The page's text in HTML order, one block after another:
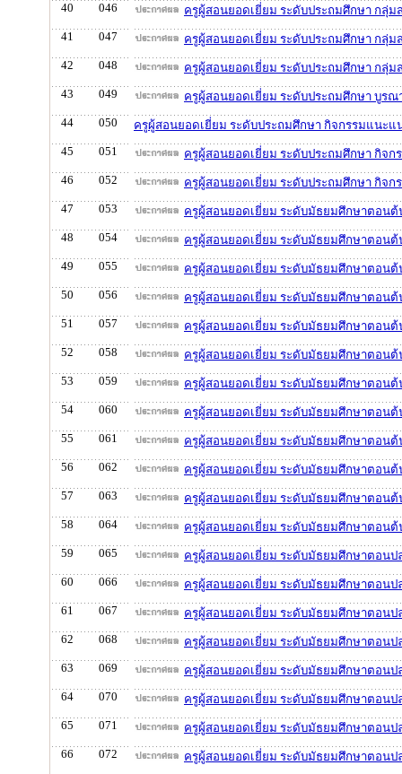
40
046
ครูผู้สอนยอดเยี่ยม ระดับประถมศึกษา กลุ่ม
41
047
ครูผู้สอนยอดเยี่ยม ระดับประถมศึกษา กลุ่ม
42
048
ครูผู้สอนยอดเยี่ยม ระดับประถมศึกษา กลุ่ม
43
049
ครูผู้สอนยอดเยี่ยม ระดับประถมศึกษา บูรณ
44
050
ครูผู้สอนยอดเยี่ยม ระดับประถมศึกษา กิจกรรมแนะแ
45
051
ครูผู้สอนยอดเยี่ยม ระดับประถมศึกษา กิจก
46
052
ครูผู้สอนยอดเยี่ยม ระดับประถมศึกษา กิจ
47
053
ครูผู้สอนยอดเยี่ยม ระดับมัธยมศึกษาตอนต้
48
054
ครูผู้สอนยอดเยี่ยม ระดับมัธยมศึกษาตอนต้
49
055
ครูผู้สอนยอดเยี่ยม ระดับมัธยมศึกษาตอนต้
50
056
ครูผู้สอนยอดเยี่ยม ระดับมัธยมศึกษาตอนต้
51
057
ครูผู้สอนยอดเยี่ยม ระดับมัธยมศึกษาตอนต้
52
058
ครูผู้สอนยอดเยี่ยม ระดับมัธยมศึกษาตอนต้
53
059
ครูผู้สอนยอดเยี่ยม ระดับมัธยมศึกษาตอนต้
54
060
ครูผู้สอนยอดเยี่ยม ระดับมัธยมศึกษาตอนต้
55
061
ครูผู้สอนยอดเยี่ยม ระดับมัธยมศึกษาตอนต้
56
062
ครูผู้สอนยอดเยี่ยม ระดับมัธยมศึกษาตอน
57
063
ครูผู้สอนยอดเยี่ยม ระดับมัธยมศึกษาตอนต้
58
064
ครูผู้สอนยอดเยี่ยม ระดับมัธยมศึกษาตอน
59
065
ครูผู้สอนยอดเยี่ยม ระดับมัธยมศึกษาตอนป
60
066
ครูผู้สอนยอดเยี่ยม ระดับมัธยมศึกษาตอนป
61
067
ครูผู้สอนยอดเยี่ยม ระดับมัธยมศึกษาตอนป
62
068
ครูผู้สอนยอดเยี่ยม ระดับมัธยมศึกษาตอนป
63
069
ครูผู้สอนยอดเยี่ยม ระดับมัธยมศึกษาตอนป
64
070
ครูผู้สอนยอดเยี่ยม ระดับมัธยมศึกษาตอนป
65
071
ครูผู้สอนยอดเยี่ยม ระดับมัธยมศึกษาตอนป
66
072 ครูผู้สอนยอดเยี่ยม ระดับมัธยมศึกษาตอนป